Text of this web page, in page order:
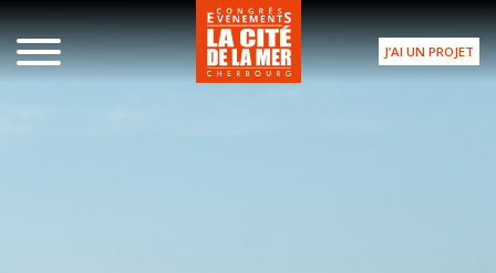
J’AI UN PROJET